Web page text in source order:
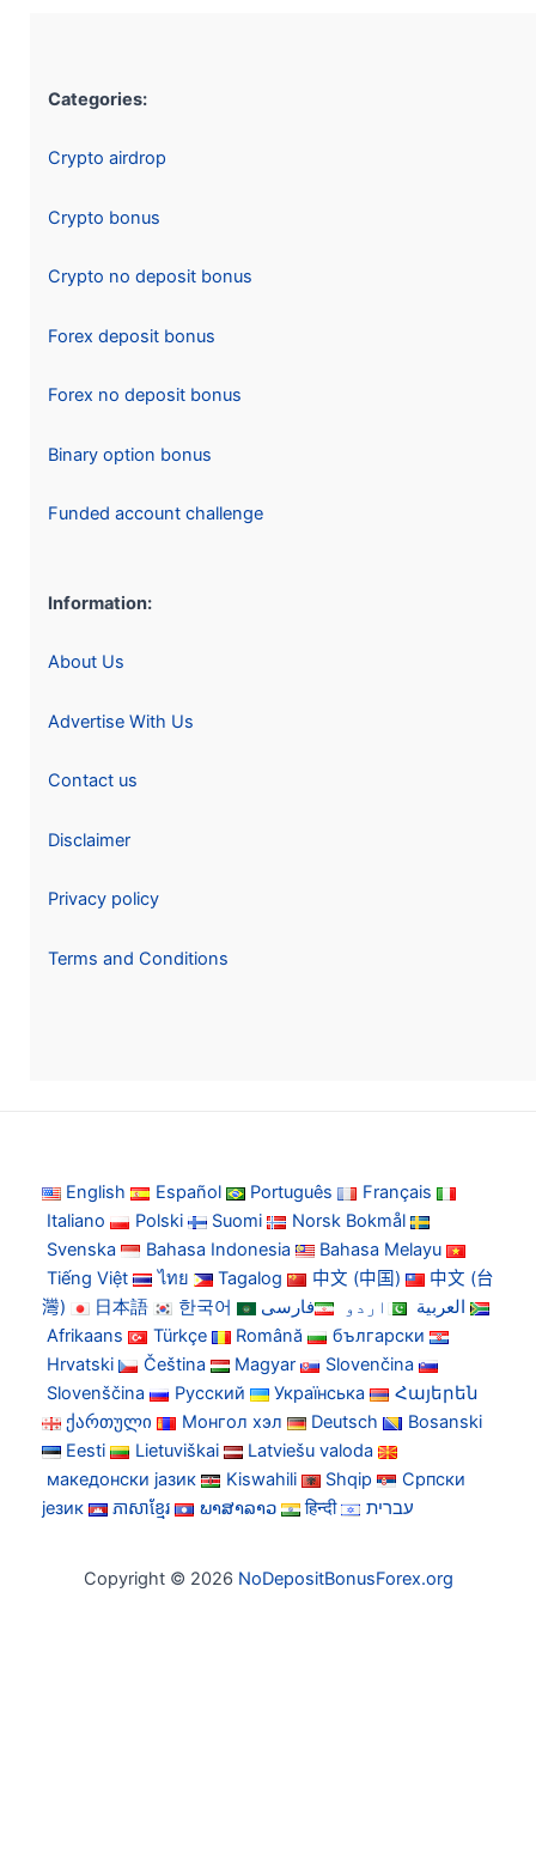
Categories:
Crypto airdrop
Crypto bonus
Crypto no deposit bonus
Forex deposit bonus
Forex no deposit bonus
Binary option bonus
Funded account challenge
Information:
About Us
Advertise With Us
Contact us
Disclaimer
Privacy policy
Terms and Conditions
English Español Português
Français
Italiano
Polski Suomi
Norsk Bokmål
Svenska
Bahasa Indonesia
Bahasa Melayu
Tiếng Việt
ไทย Tagalog 中文 (中国)
中文 (台
灣)
日本語 한국어 العربية اردو
فارسی
Afrikaans
Türkçe Română
български
Hrvatski
Čeština Magyar
Slovenčina
Slovenščina
Русский Українська
Հայերեն
ქართული
Монгол хэл Deutsch
Bosanski
Eesti
Lietuviškai
Latviešu valoda
македонски јазик
Kiswahili Shqip
Српски
језик
ភាសាខ្មែរ ພາສາລາວ हिन्दी עברית
Copyright © 2026 NoDepositBonusForex.org